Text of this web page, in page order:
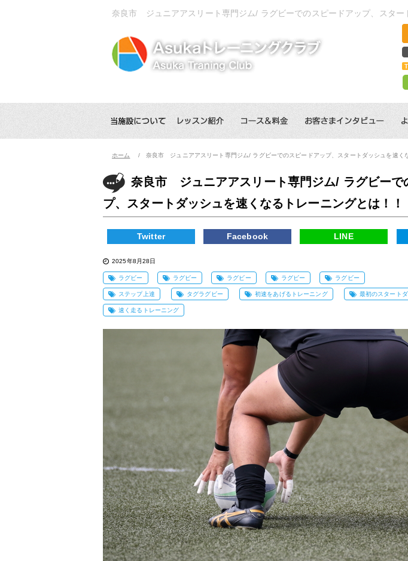
奈良市 ジュニアアスリート専門ジム/ ラグビーでのスピードアップ、スター
ホーム 奈良市 ジュニアアスリート専門ジム/ ラグビーでのスピードアップ、スタートダッシュを速く
奈良市 ジュニアアスリート専門ジム/ ラグビーで
プ、スタートダッシュを速くなるトレーニングとは！！
Twitter Facebook LINE
2025年8月28日
ラグビー ラグビー ラグビー ラグビー ラグビー
ステップ上達 タグラグビー 初速をあげるトレーニング 最初のスタート
速く走るトレーニング